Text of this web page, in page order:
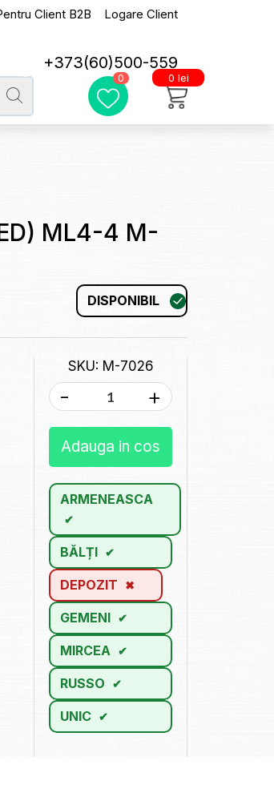
Client B2B Logare Client
+373(60)500-559
0 0 lei
ML4-4 M-
DISPONIBIL
SKU: M-7026
- +
Adauga in cos
ARMENEASCA
BĂLȚI
DEPOZIT
GEMENI
MIRCEA
RUSSO
UNIC